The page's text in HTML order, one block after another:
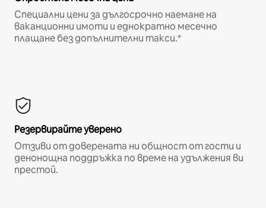
Специални цени за дългосрочно наемане на
ваканционни имоти и еднократно месечно
плащане без допълнителни такси.*
Резервирайте уверено
Отзиви от доверената ни общност от гости и
денонощна поддръжка по време на удължения ви
престой.